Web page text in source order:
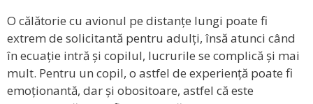
O călătorie cu avionul pe distanțe lungi poate fi
extrem de solicitantă pentru adulți, însă atunci când
în ecuație intră și copilul, lucrurile se complică și mai
mult. Pentru un copil, o astfel de experiență poate fi
emoționantă, dar și obositoare, astfel că este